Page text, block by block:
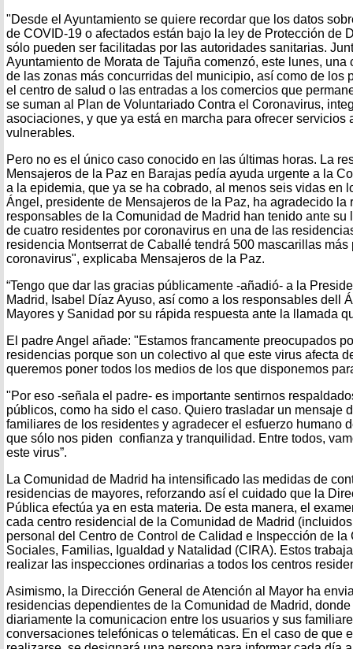
"Desde el Ayuntamiento se quiere recordar que los datos
de COVID-19 o afectados están bajo la ley de Protección de
sólo pueden ser facilitadas por las autoridades sanitarias.
Ayuntamiento de Morata de Tajuña comenzó, este lunes,
de las zonas más concurridas del municipio, así como de los
el centro de salud o las entradas a los comercios que
se suman al Plan de Voluntariado Contra el Coronavirus,
asociaciones, y que ya está en marcha para ofrecer servicios
vulnerables.
Pero no es el único caso conocido en las últimas horas. La
Mensajeros de la Paz en Barajas pedía ayuda urgente a la
a la epidemia, que ya se ha cobrado, al menos seis vidas en
Ángel, presidente de Mensajeros de la Paz, ha agradecido la
responsables de la Comunidad de Madrid han tenido ante su
de cuatro residentes por coronavirus en una de las
residencia Montserrat de Caballé tendrá 500 mascarillas más
coronavirus", explicaba Mensajeros de la Paz.
“Tengo que dar las gracias públicamente -añadió- a la
Madrid, Isabel Díaz Ayuso, así como a los responsables dell
Mayores y Sanidad por su rápida respuesta ante la llamada
El padre Angel añade: "Estamos francamente preocupados
residencias porque son un colectivo al que este virus afecta
queremos poner todos los medios de los que disponemos
"Por eso -señala el padre- es importante sentirnos
públicos, como ha sido el caso. Quiero trasladar un mensaje
familiares de los residentes y agradecer el esfuerzo humano
que sólo nos piden confianza y tranquilidad. Entre todos,
este virus”.
La Comunidad de Madrid ha intensificado las medidas de
residencias de mayores, reforzando así el cuidado que la
Pública efectúa ya en esta materia. De esta manera, el
cada centro residencial de la Comunidad de Madrid
personal del Centro de Control de Calidad e Inspección de
Sociales, Familias, Igualdad y Natalidad (CIRA). Estos
realizar las inspecciones ordinarias a todos los centros
Asimismo, la Dirección General de Atención al Mayor ha
residencias dependientes de la Comunidad de Madrid,
diariamente la comunicacion entre los usuarios y sus
conversaciones telefónicas o telemáticas. En el caso de que